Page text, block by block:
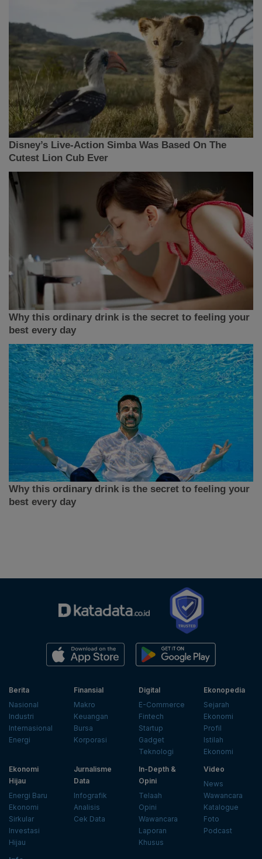
Berita
Nasional
Industri
Internasional
Energi
Finansial
Makro
Keuangan
Bursa
Korporasi
Digital
E-Commerce
Fintech
Startup
Gadget
Teknologi
Ekonopedia
Sejarah
Ekonomi
Profil
Istilah
Ekonomi
Ekonomi
Hijau
Energi Baru
Ekonomi
Sirkular
Investasi
Hijau
Jurnalisme
Data
Infografik
Analisis
Cek Data
In-Depth &
Opini
Telaah
Opini
Wawancara
Laporan
Khusus
Video
News
Wawancara
Katalogue
Foto
Podcast